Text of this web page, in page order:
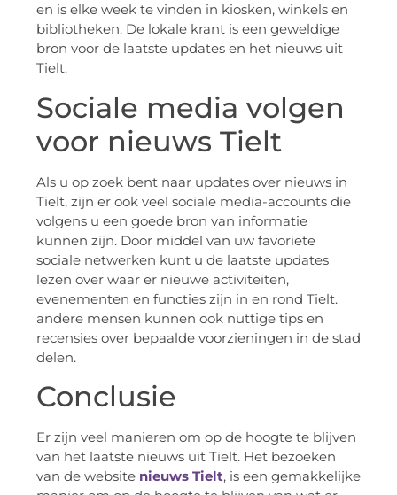
en is elke week te vinden in kiosken, winkels en
bibliotheken. De lokale krant is een geweldige
bron voor de laatste updates en het nieuws uit
Tielt.
Sociale media volgen
voor nieuws Tielt
Als u op zoek bent naar updates over nieuws in
Tielt, zijn er ook veel sociale media-accounts die
volgens u een goede bron van informatie
kunnen zijn. Door middel van uw favoriete
sociale netwerken kunt u de laatste updates
lezen over waar er nieuwe activiteiten,
evenementen en functies zijn in en rond Tielt.
andere mensen kunnen ook nuttige tips en
recensies over bepaalde voorzieningen in de stad
delen.
Conclusie
Er zijn veel manieren om op de hoogte te blijven
van het laatste nieuws uit Tielt. Het bezoeken
van de website nieuws Tielt, is een gemakkelijke